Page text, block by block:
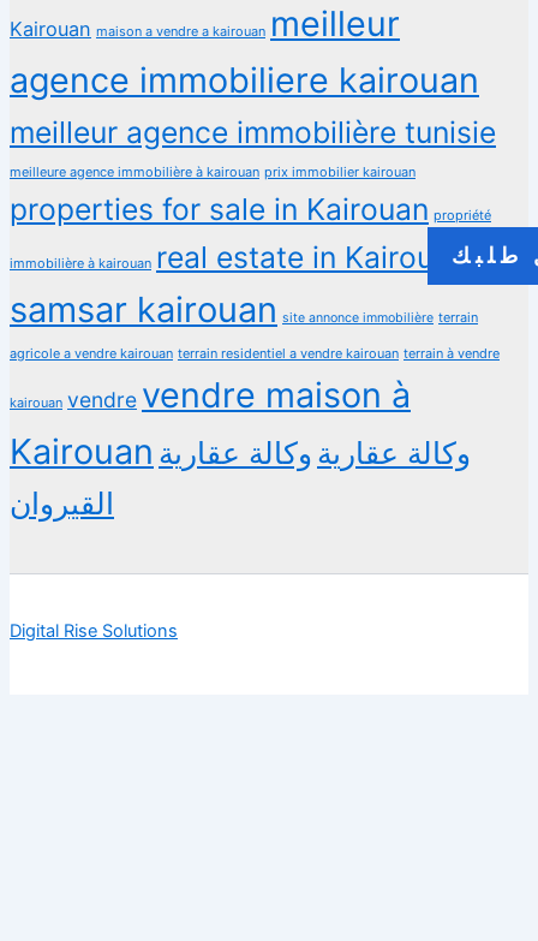
طلبك
Kairouan maison a vendre a kairouan meilleur
agence immobiliere kairouan
meilleur agence immobilière tunisie
meilleure agence immobilière à kairouan prix immobilier kairouan
properties for sale in Kairouan propriété
immobilière à kairouan real estate in Kairouan
samsar kairouan site annonce immobilière terrain
agricole a vendre kairouan terrain residentiel a vendre kairouan terrain à vendre
kairouan vendre vendre maison à
Kairouan
وكالة عقارية وكالة عقارية
القيروان
Digital Rise Solutions